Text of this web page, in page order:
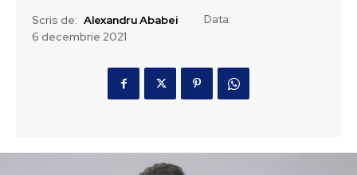
Scris de: Alexandru Ababei
Data:
6 decembrie 2021